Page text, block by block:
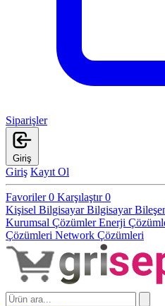
Siparişler
Giriş
Giriş Kayıt Ol
Favoriler0 Karşılaştır0
Kişisel BilgisayarBilgisayar
Kurumsal ÇözümlerEnerji
Çözümleri Network Çözümleri